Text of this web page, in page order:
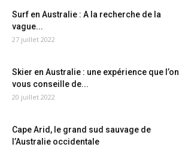
Surf en Australie : A la recherche de la
vague...
27 juillet 2022
Skier en Australie : une expérience que l’on
vous conseille de...
20 juillet 2022
Cape Arid, le grand sud sauvage de
l’Australie occidentale